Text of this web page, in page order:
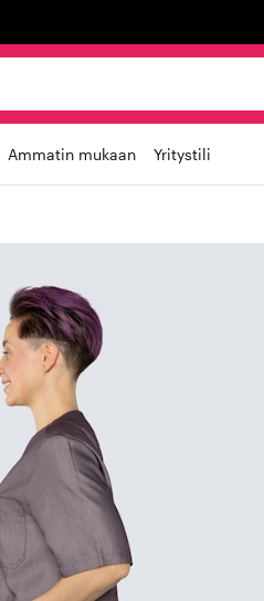
Ammatin mukaan Yritystili